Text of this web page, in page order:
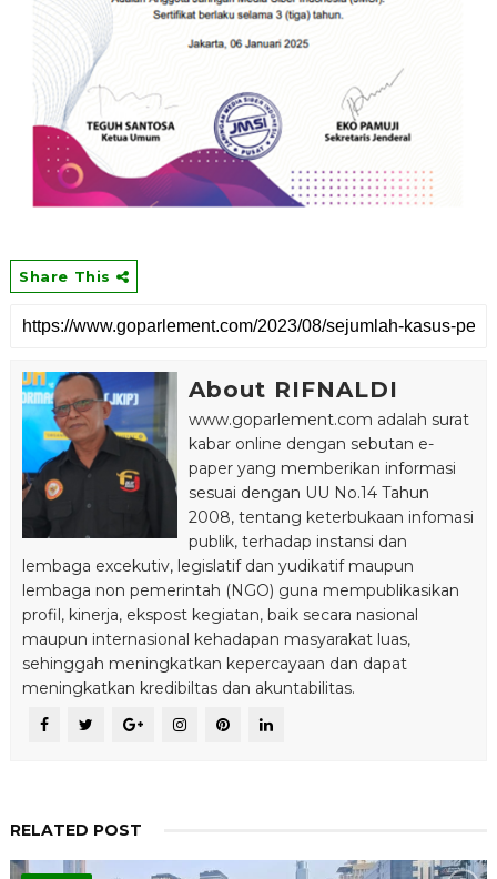
Share This
About RIFNALDI
www.goparlement.com adalah surat
kabar online dengan sebutan e-
paper yang memberikan informasi
sesuai dengan UU No.14 Tahun
2008, tentang keterbukaan infomasi
publik, terhadap instansi dan
lembaga excekutiv, legislatif dan yudikatif maupun
lembaga non pemerintah (NGO) guna mempublikasikan
profil, kinerja, ekspost kegiatan, baik secara nasional
maupun internasional kehadapan masyarakat luas,
sehinggah meningkatkan kepercayaan dan dapat
meningkatkan kredibiltas dan akuntabilitas.
RELATED POST